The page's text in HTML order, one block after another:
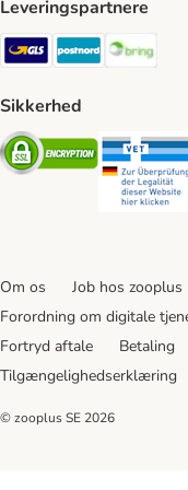
Leveringspartnere
GLS Shipping
Postnord
Sikkerhed
Security
Om os Job hos zooplus
Forordning om digitale
Fortryd aftale
Betaling
Tilgængelighedserklæring
© zooplus SE 2026